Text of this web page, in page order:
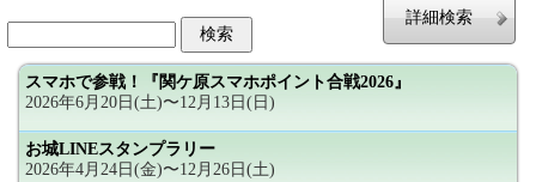
詳細検索
スマホで参戦！『関ケ原スマホポイント合戦2026』
2026年6月20日(土)〜12月13日(日)
お城LINEスタンプラリー
2026年4月24日(金)〜12月26日(土)